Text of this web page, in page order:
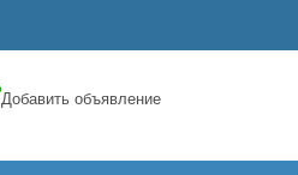
Добавить объявление